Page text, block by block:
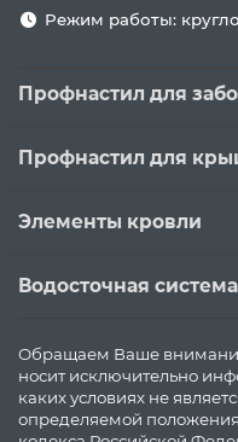
Режим работы:
Профнастил для
Профнастил для
Элементы кровли
Водосточная система
Обращаем Ваше
носит исключительно
каких условиях не
определяемой